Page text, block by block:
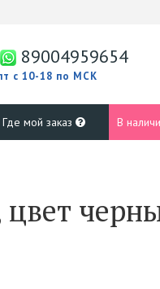
89004959654
с 10-18 по МСК
Где мой заказ В